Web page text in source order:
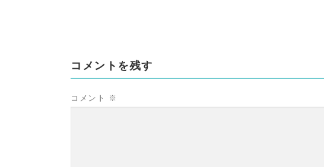
コメントを残す
コメント ※